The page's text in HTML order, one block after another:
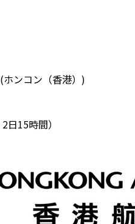
(ホンコン（香港）)
2日15時間）